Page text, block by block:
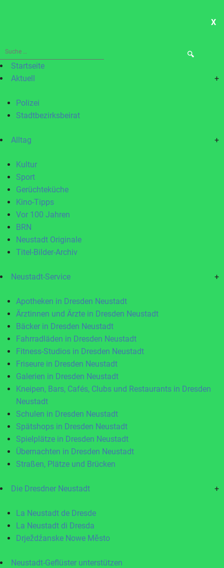
X
Suche
nach:Startseite
Aktuell
+
Polizei
Stadtbezirksbeirat
Alltag +
Kultur
Sport
Gerüchteküche
Kino-Tipps
Vor 100 Jahren
BRN
Neustadt Originale
Titel-Bilder-Archiv
Neustadt-Service +
Apotheken in Dresden Neustadt
Ärztinnen und Ärzte in Dresden Neustadt
Bäcker in Dresden Neustadt
Fahrradläden in Dresden Neustadt
Fitness-Studios in Dresden Neustadt
Friseure in Dresden Neustadt
Galerien in Dresden Neustadt
Kneipen, Bars, Cafés, Clubs und Restaurants in Dresden
Neustadt
Schulen in Dresden Neustadt
Spätshops in Dresden Neustadt
Spielplätze in Dresden Neustadt
Übernachten in Dresden Neustadt
Straßen, Plätze und Brücken
Die Dresdner Neustadt +
La Neustadt de Dresde
La Neustadt di Dresda
Drježdźanske Nowe Město
Neustadt-Geflüster unterstützen